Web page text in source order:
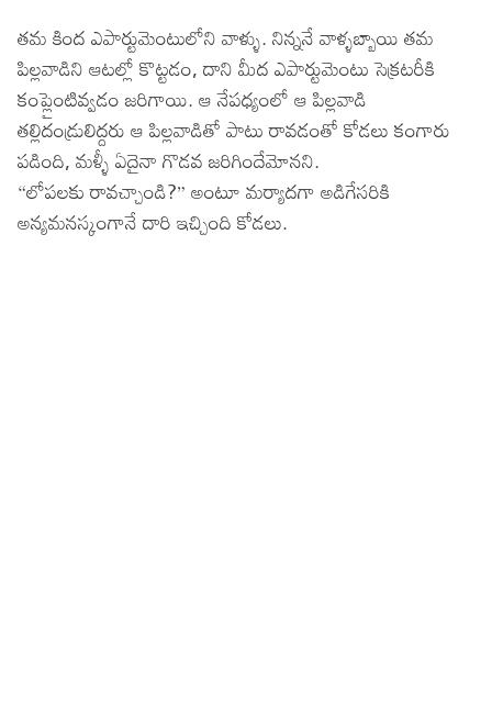
తమ కింద ఎపార్టుమెంటులోని వాళ్ళు. నిన్ననే వాళ్ళబ్బాయి తమ
పిల్లవాడిని ఆటల్లో కొట్టడం, దాని మీద ఎపార్టుమెంటు సెక్రటరీకి
కంప్లైంటివ్వడం జరిగాయి. ఆ నేపధ్యంలో ఆ పిల్లవాడి
తల్లిదండ్రులిద్దరు ఆ పిల్లవాడితో పాటు రావడంతో కోడలు కంగారు
పడింది, మళ్ళీ ఏదైనా గొడవ జరిగిందేమోనని.
“లోపలకు రావచ్చాండి?” అంటూ మర్యాదగా అడిగేసరికి
అన్యమనస్కంగానే దారి ఇచ్చింది కోడలు.